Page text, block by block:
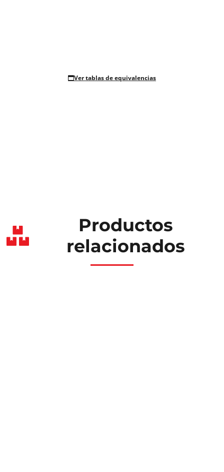
Ver tablas de equivalencias
Productos
relacionados